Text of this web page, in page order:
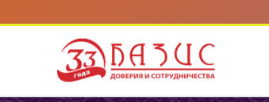
к
содержимому